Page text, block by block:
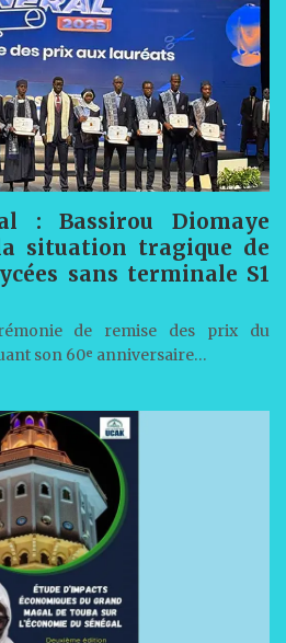
: Bassirou Diomaye
situation tragique de
sans terminale S1
de remise des prix du
son 60ᵉ anniversaire…